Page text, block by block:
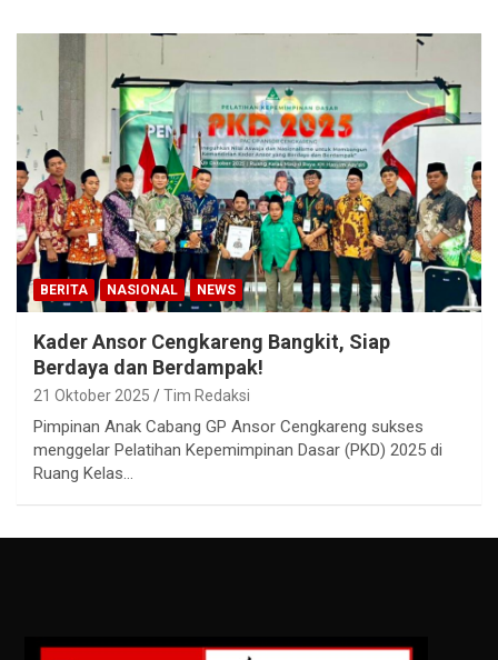
BERITA NASIONAL NEWS
Kader Ansor Cengkareng Bangkit, Siap
Berdaya dan Berdampak!
21 Oktober 2025 Tim Redaksi
Pimpinan Anak Cabang GP Ansor Cengkareng sukses
menggelar Pelatihan Kepemimpinan Dasar (PKD) 2025 di
Ruang Kelas…